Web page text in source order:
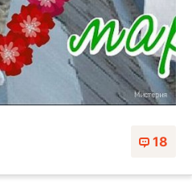
18